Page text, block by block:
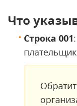
Что
Строка 001